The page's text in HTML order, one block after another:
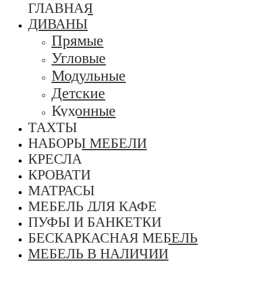
ГЛАВНАЯ
ДИВАНЫ
Прямые
Угловые
Модульные
Детские
Кухонные
ТАХТЫ
НАБОРЫ МЕБЕЛИ
КРЕСЛА
КРОВАТИ
МАТРАСЫ
МЕБЕЛЬ ДЛЯ КАФЕ
ПУФЫ И БАНКЕТКИ
БЕСКАРКАСНАЯ МЕБЕЛЬ
МЕБЕЛЬ В НАЛИЧИИ